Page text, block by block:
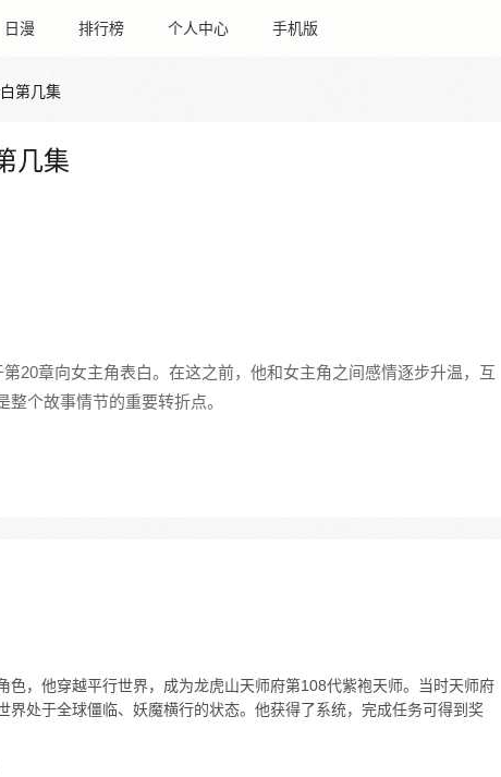
日漫 排行榜 个人中心 手机版
第几集
几集
第20章向女主角表白。在这之前，他和女主角之间感情逐步升温，互
个故事情节的重要转折点。
色，他穿越平行世界，成为龙虎山天师府第108代紫袍天师。当时天师府
界处于全球僵临、妖魔横行的状态。他获得了系统，完成任务可得到奖